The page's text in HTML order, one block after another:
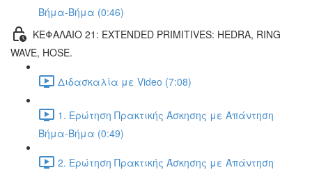
Βήμα-Βήμα (0:46)
ΚΕΦΑΛΑΙΟ 21: EXTENDED PRIMITIVES: HEDRA, RING
WAVE, HOSE.
Διδασκαλία με Video (7:08)
1. Ερώτηση Πρακτικής Άσκησης με Απάντηση
Βήμα-Βήμα (0:49)
2. Ερώτηση Πρακτικής Άσκησης με Απάντηση